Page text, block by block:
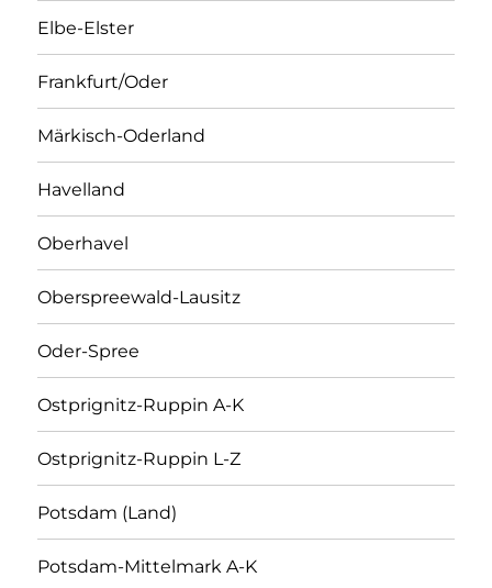
Elbe-Elster
Frankfurt/Oder
Märkisch-Oderland
Havelland
Oberhavel
Oberspreewald-Lausitz
Oder-Spree
Ostprignitz-Ruppin A-K
Ostprignitz-Ruppin L-Z
Potsdam (Land)
Potsdam-Mittelmark A-K